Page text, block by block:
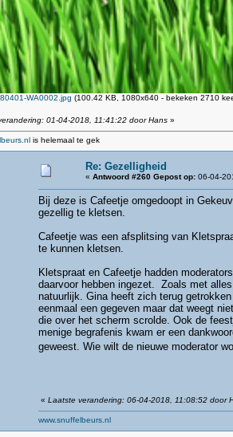
WA0002.jpg (100.42 KB, 1080x640 - bekeken 2710
01-04-2018, 11:41:22 door Hans »
is helemaal te gek
Re: Gezelligheid
« Antwoord #260 Gepost op: 06-04-
Bij deze is Cafeetje omgedoopt in
gezellig te kletsen.
Cafeetje was een afsplitsing van
te kunnen kletsen.
Kletspraat en Cafeetje hadden
daarvoor hebben ingezet. Zoals met
natuurlijk. Gina heeft zich terug
eenmaal een gegeven maar dat weegt
die over het scherm scrolde. Ook de
menige begrafenis kwam er een
geweest. Wie wilt de nieuwe moderator
« Laatste verandering: 06-04-2018, 11:08:52 door
www.snuffelbeurs.nl